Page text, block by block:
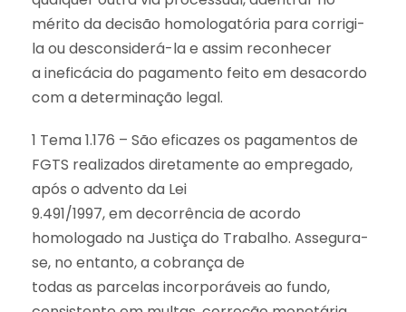
mérito da decisão homologatória para corrigi-
la ou desconsiderá-la e assim reconhecer
a ineficácia do pagamento feito em desacordo
com a determinação legal.
1 Tema 1.176 – São eficazes os pagamentos de
FGTS realizados diretamente ao empregado,
após o advento da Lei
9.491/1997, em decorrência de acordo
homologado na Justiça do Trabalho. Assegura-
se, no entanto, a cobrança de
todas as parcelas incorporáveis ao fundo,